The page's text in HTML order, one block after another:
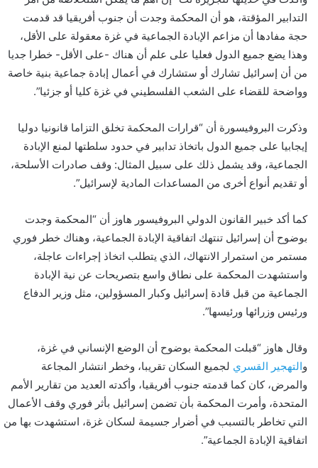
التدابير المؤقتة، هو أن المحكمة وجدت أن جنوب أفريقيا قد قدمت
حجة مفادها أن مزاعم الإبادة الجماعية في غزة معقولة على الأقل،
وهذا يضع جميع الدول فعليا على علم أن هناك -على الأقل- خطرا جديا
من أن إسرائيل تشارك أو ستشارك في أعمال إبادة جماعية بنية خاصة
وواضحة للقضاء على الشعب الفلسطيني في غزة كليا أو جزئيا”.
وذكرت البروفيسورة أن “قرارات المحكمة تخلق التزاما قانونيا دوليا
إيجابيا على جميع الدول باتخاذ تدابير في حدود سلطتها لمنع الإبادة
الجماعية، وقد يشمل ذلك على سبيل المثال: وقف صادرات الأسلحة،
أو تقديم أنواع أخرى من المساعدات المادية لإسرائيل”.
كما أكد خبير القانون الدولي البروفيسور هاوز أن “المحكمة وجدت
بوضوح أن إسرائيل تنتهك اتفاقية الإبادة الجماعية، وهناك خطر فوري
مستمر من استمرار الانتهاك، الذي يتطلب اتخاذ إجراءات عاجلة،
واستشهدت المحكمة على نطاق واسع بتصريحات عن نية الإبادة
الجماعية من قبل قادة إسرائيل وكبار المسؤولين، مثل وزير الدفاع
ورئيس وزرائها ورئيسها”.
وقال هاوز “قبلت المحكمة بوضوح أن الوضع الإنساني في غزة،
والتهجير القسري لجميع السكان تقريبا، وخطر انتشار المجاعة
والمرض، كان كما قدمته جنوب أفريقيا، وأكدته العديد من تقارير الأمم
المتحدة، وأمرت المحكمة بأن تضمن إسرائيل بأثر فوري وقف الأعمال
التي تخاطر بالتسبب في أضرار جسيمة لسكان غزة، استشهدت بها من
اتفاقية الإبادة الجماعية”.